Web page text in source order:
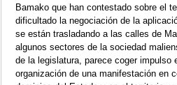
Bamako que han contestado sobre el
dificultado la negociación de la
se están trasladando a las calles de
algunos sectores de la sociedad
de la legislatura, parece coger
organización de una manifestación en